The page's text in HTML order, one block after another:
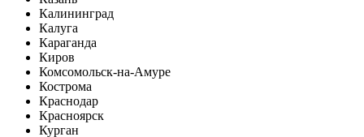
Калининград
Калуга
Караганда
Киров
Комсомольск-на-Амуре
Кострома
Краснодар
Красноярск
Курган